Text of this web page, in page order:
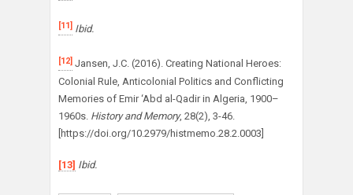
[11] Ibid.
[12] Jansen, J.C. (2016). Creating National Heroes:
Colonial Rule, Anticolonial Politics and Conflicting
Memories of Emir ‘Abd al-Qadir in Algeria, 1900–
1960s. History and Memory, 28(2), 3-46.
[https://doi.org/10.2979/histmemo.28.2.0003]
[13] Ibid.